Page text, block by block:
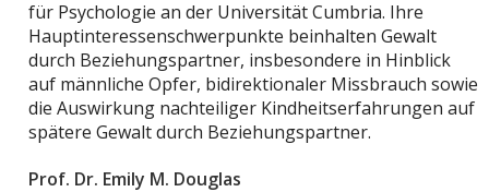
für Psychologie an der Universität Cumbria. Ihre
Hauptinteressenschwerpunkte beinhalten Gewalt
durch Beziehungspartner, insbesondere in Hinblick
auf männliche Opfer, bidirektionaler Missbrauch sowie
die Auswirkung nachteiliger Kindheitserfahrungen auf
spätere Gewalt durch Beziehungspartner.
Prof. Dr. Emily M. Douglas